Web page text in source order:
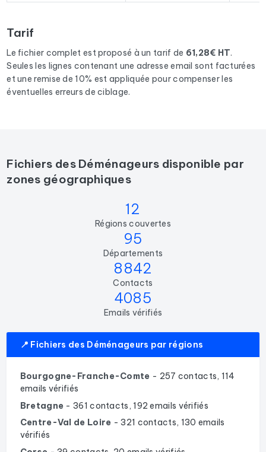
Services de déménagement et de stockage, Déménageur,
Service de déménagement d'animaux de compagnie,
Service de déménagement de pianos.
Tarif
Le fichier complet est proposé à un tarif de 61,28€ HT.
Seules les lignes contenant une adresse email sont facturées
et une remise de 10% est appliquée pour compenser les
éventuelles erreurs de ciblage.
Fichiers des Déménageurs disponible par
zones géographiques
12
Régions couvertes
95
Départements
8842
Contacts
4085
Emails vérifiés
📍 Fichiers des Déménageurs par régions
Bourgogne-Franche-Comte - 257 contacts, 114
emails vérifiés
Bretagne - 361 contacts, 192 emails vérifiés
Centre-Val de Loire - 321 contacts, 130 emails
vérifiés